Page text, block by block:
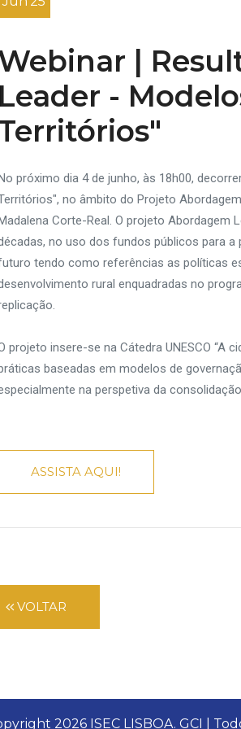
|
Leader -
próximo dia 4 de junho, às 18h00,
no âmbito do Projeto
Corte-Real. O projeto
no uso dos fundos públicos para
tendo como referências as políticas
rural enquadradas no
projeto insere-se na Cátedra UNESCO “A
baseadas em modelos de
na perspetiva da
ASSISTA AQUI!
VOLTAR
2026 ISEC LISBOA. GCI |